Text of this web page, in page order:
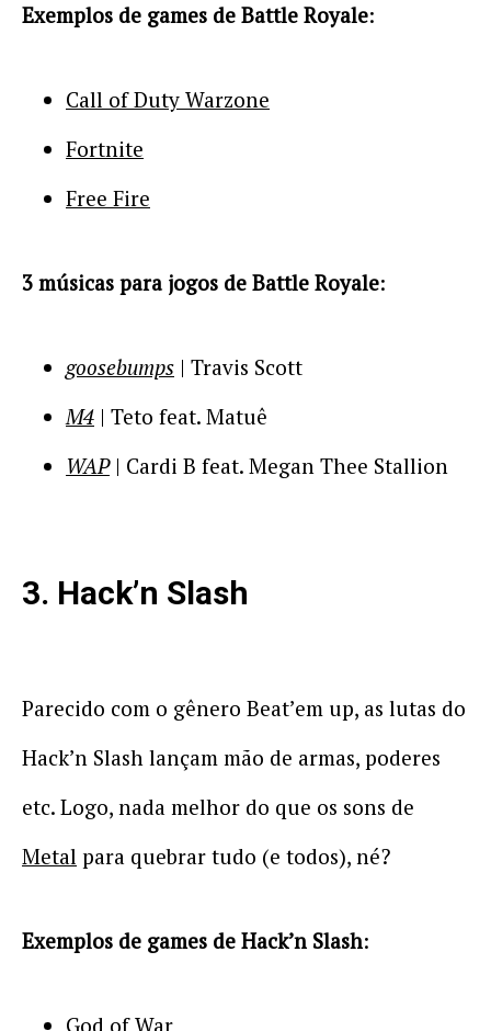
Exemplos de games de Battle Royale:
Call of Duty Warzone
Fortnite
Free Fire
3 músicas para jogos de Battle Royale:
goosebumps | Travis Scott
M4 | Teto feat. Matuê
WAP | Cardi B feat. Megan Thee Stallion
3. Hack’n Slash
Parecido com o gênero Beat’em up, as lutas do
Hack’n Slash lançam mão de armas, poderes
etc. Logo, nada melhor do que os sons de
Metal para quebrar tudo (e todos), né?
Exemplos de games de Hack’n Slash:
God of War